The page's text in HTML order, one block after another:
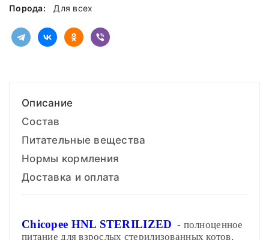
Порода:
Для всех
Описание
Состав
Питательные вещества
Нормы кормления
Доставка и оплата
Chicopee HNL STERILIZED - полноценное
питание для взрослых стерилизованных котов,